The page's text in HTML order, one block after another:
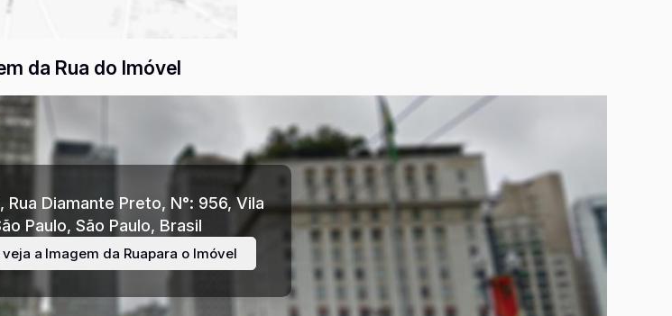
da Rua do Imóvel
, Rua Diamante Preto, N°: 956, Vila
Paulo, São Paulo, Brasil
a Imagem da Ruapara o Imóvel